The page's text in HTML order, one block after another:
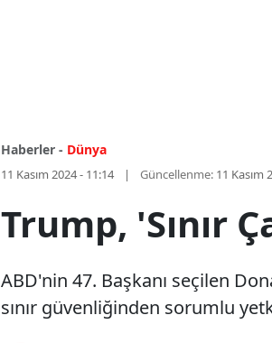
Haberler - Dünya
11 Kasım 2024 - 11:14 Güncellenme: 11 Kasım
Trump, 'Sınır
ABD'nin 47. Başkanı seçilen
sınır güvenliğinden sorumlu